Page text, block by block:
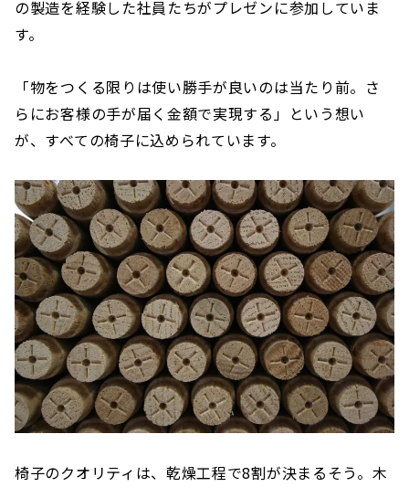
の製造を経験した社員たちがプレゼンに参加していま
す。
「物をつくる限りは使い勝手が良いのは当たり前。さ
らにお客様の手が届く金額で実現する」という想い
が、すべての椅子に込められています。
椅子のクオリティは、乾燥工程で8割が決まるそう。木